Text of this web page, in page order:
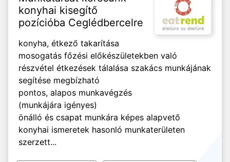
konyhai kisegítő
pozícióba Ceglédbercelre
konyha, étkező takarítása
mosogatás főzési előkészületekben való
részvétel étkezések tálalása szakács munkájának
segítése megbízható
pontos, alapos munkavégzés
(munkájára igényes)
önálló és csapat munkára képes alapvető
konyhai ismeretek hasonló munkaterületen
szerzett...